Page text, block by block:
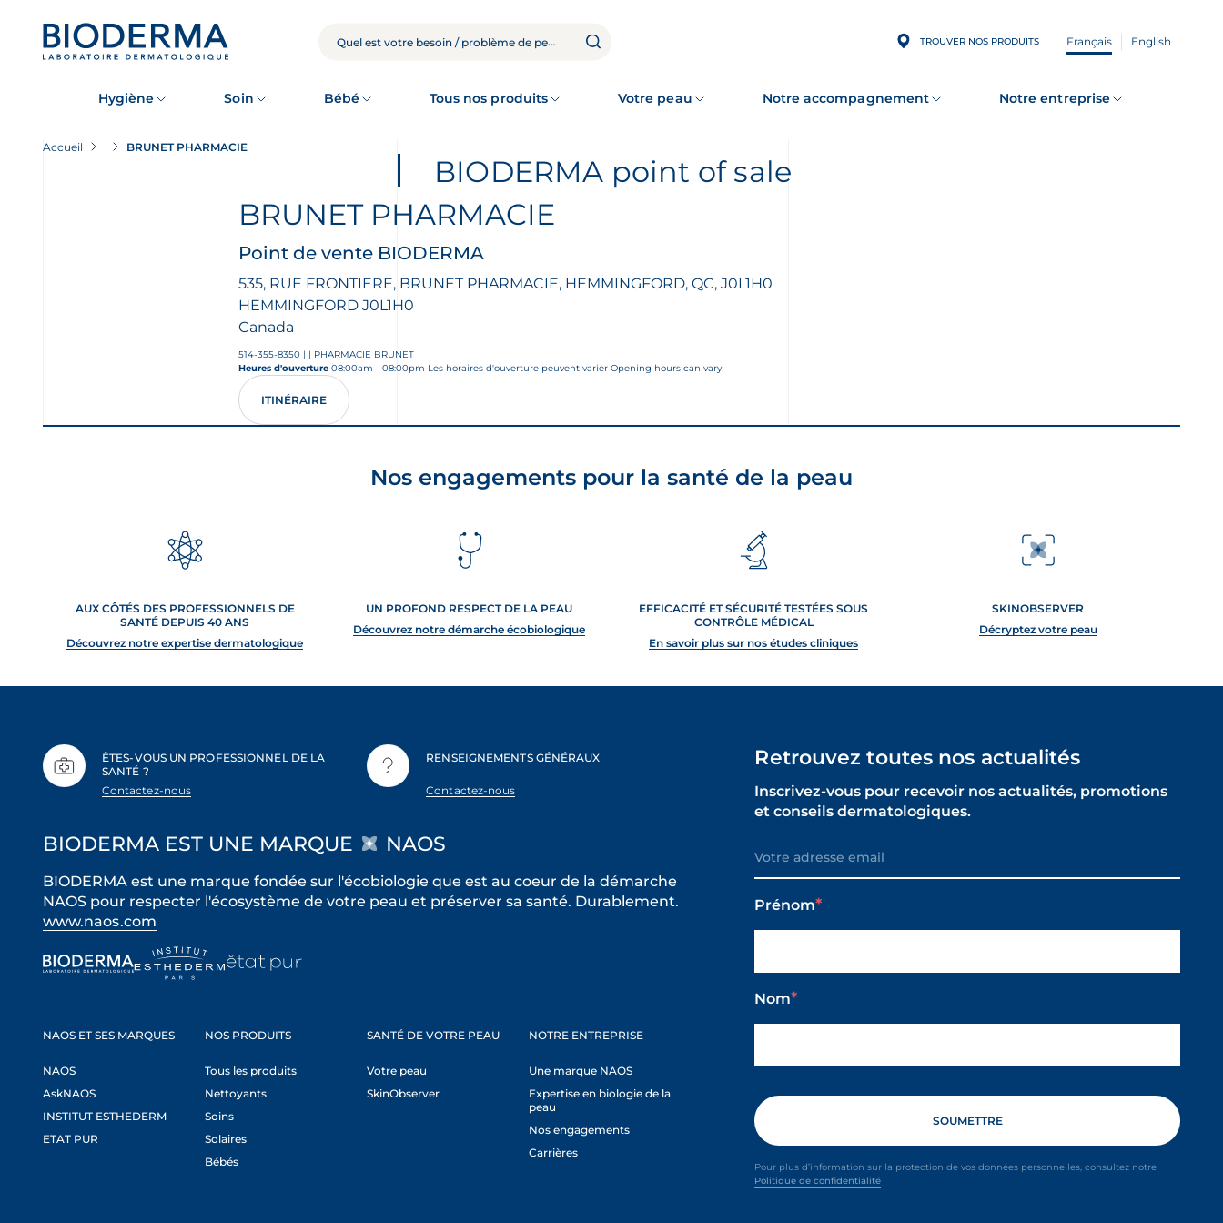
RECHERCHE TROUVER NOS PRODUITS Français English
Hygiène Soin Bébé Tous nos produits Votre peau Notre accompagnement Notre entreprise
Accueil BRUNET PHARMACIE
BIODERMA point of sale
BRUNET PHARMACIE
Point de vente BIODERMA
535, RUE FRONTIERE, BRUNET PHARMACIE, HEMMINGFORD, QC, J0L1H0
HEMMINGFORD J0L1H0
Canada
514-355-8350 | | PHARMACIE BRUNET
Heures d'ouverture 08:00am - 08:00pm Les horaires d'ouverture peuvent varier Opening hours can vary
ITINÉRAIRE
Nos engagements pour la santé de la peau
AUX CÔTÉS DES PROFESSIONNELS DE
SANTÉ DEPUIS 40 ANS
Découvrez notre expertise dermatologique
UN PROFOND RESPECT DE LA PEAU
Découvrez notre démarche écobiologique
EFFICACITÉ ET SÉCURITÉ TESTÉES SOUS
CONTRÔLE MÉDICAL
En savoir plus sur nos études cliniques
SKINOBSERVER
Décryptez votre peau
ÊTES-VOUS UN PROFESSIONNEL DE LA
SANTÉ ?
Contactez-nous
RENSEIGNEMENTS GÉNÉRAUX
Contactez-nous
Retrouvez toutes nos actualités
Inscrivez-vous pour recevoir nos actualités, promotions
et conseils dermatologiques.
Prénom
Nom
Pour plus d’information sur la protection de vos données personnelles, consultez notre
Politique de confidentialité
BIODERMA EST UNE MARQUE NAOS
BIODERMA est une marque fondée sur l'écobiologie que est au coeur de la démarche
NAOS pour respecter l'écosystème de votre peau et préserver sa santé. Durablement.
www.naos.com
NAOS ET SES MARQUES
NAOS
AskNAOS
INSTITUT ESTHEDERM
ETAT PUR
NOS PRODUITS
Tous les produits
Nettoyants
Soins
Solaires
Bébés
SANTÉ DE VOTRE PEAU
Votre peau
SkinObserver
NOTRE ENTREPRISE
Une marque NAOS
Expertise en biologie de la
peau
Nos engagements
Carrières